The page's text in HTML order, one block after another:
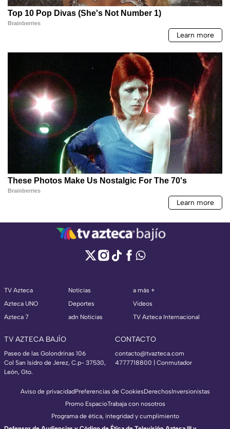
TV Azteca
Azteca UNO
Azteca 7
Noticias
Deportes
adn Noticias
a más +
Videos
TV Azteca Internacional
TV AZTECA BAJÍO
Paseo de las Golondrinas 106
Col San Isidro de Jerez, C.p- 37530,
León, Gto.
CONTACTO
contacto@tvazteca.com
4777718800 | Conmutador
Aviso de privacidadPreferencias de CookiesDerechosInversionistas
Promo EspacioTrabaja con nosotros
Programa de ética, integridad y cumplimiento